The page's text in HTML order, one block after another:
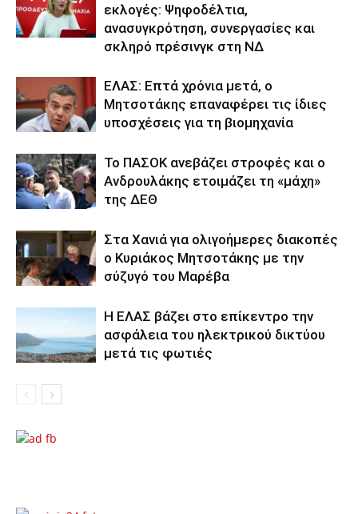
εκλογές: Ψηφοδέλτια,
ανασυγκρότηση, συνεργασίες και
σκληρό πρέσινγκ στη ΝΔ
ΕΛΑΣ: Επτά χρόνια μετά, ο
Μητσοτάκης επαναφέρει τις ίδιες
υποσχέσεις για τη βιομηχανία
Το ΠΑΣΟΚ ανεβάζει στροφές και ο
Ανδρουλάκης ετοιμάζει τη «μάχη»
της ΔΕΘ
Στα Χανιά για ολιγοήμερες διακοπές
ο Κυριάκος Μητσοτάκης με την
σύζυγό του Μαρέβα
Η ΕΛΑΣ βάζει στο επίκεντρο την
ασφάλεια του ηλεκτρικού δικτύου
μετά τις φωτιές